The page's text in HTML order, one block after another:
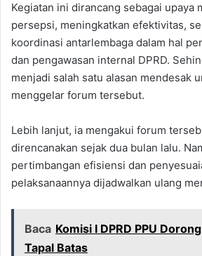
Kegiatan ini dirancang sebagai upaya
persepsi, meningkatkan efektivitas,
koordinasi antarlembaga dalam hal
dan pengawasan internal DPRD.
menjadi salah satu alasan mendesak
menggelar forum tersebut.
Lebih lanjut, ia mengakui forum
direncanakan sejak dua bulan lalu.
pertimbangan efisiensi dan
pelaksanaannya dijadwalkan ulang
Baca Komisi I DPRD PPU
Tapal Batas